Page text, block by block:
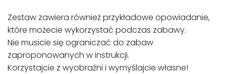
Zestaw zawiera również przykładowe opowiadanie,
które możecie wykorzystać podczas zabawy.
Nie musicie się ograniczać do zabaw
zaproponowanych w instrukcji.
Korzystajcie z wyobraźni i wymyślajcie własne!